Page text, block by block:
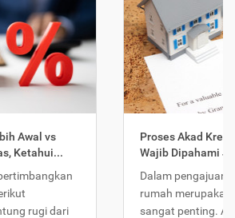
Awal vs
Ketahui...
rugi dari
Proses Akad
Wajib Dipahami
Dalam pengajuan
rumah
sangat penting.